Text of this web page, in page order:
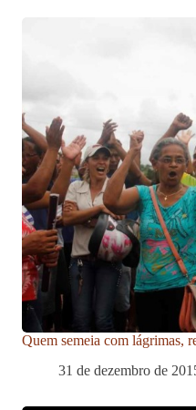
Quem semeia com lágrimas,
31 de dezembro de